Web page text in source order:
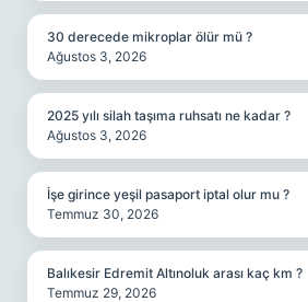
30 derecede mikroplar ölür mü ?
Ağustos 3, 2026
2025 yılı silah taşıma ruhsatı ne kadar ?
Ağustos 3, 2026
İşe girince yeşil pasaport iptal olur mu ?
Temmuz 30, 2026
Balıkesir Edremit Altınoluk arası kaç km ?
Temmuz 29, 2026